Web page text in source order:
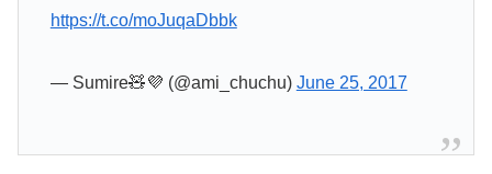
https://t.co/moJuqaDbbk
— Sumire🧸💜 (@ami_chuchu) June 25, 2017